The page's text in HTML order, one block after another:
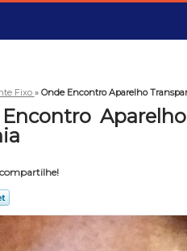
Fixo » Onde Encontro Aparelho